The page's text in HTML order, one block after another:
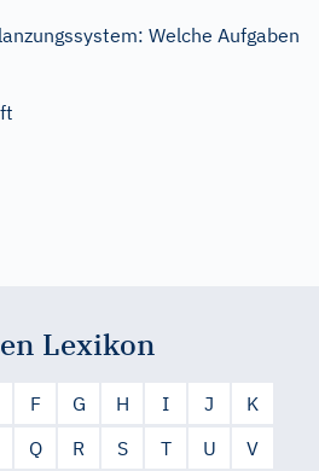
Welche Aufgaben
Lexikon
F G H I J
K
Q R S T U
V